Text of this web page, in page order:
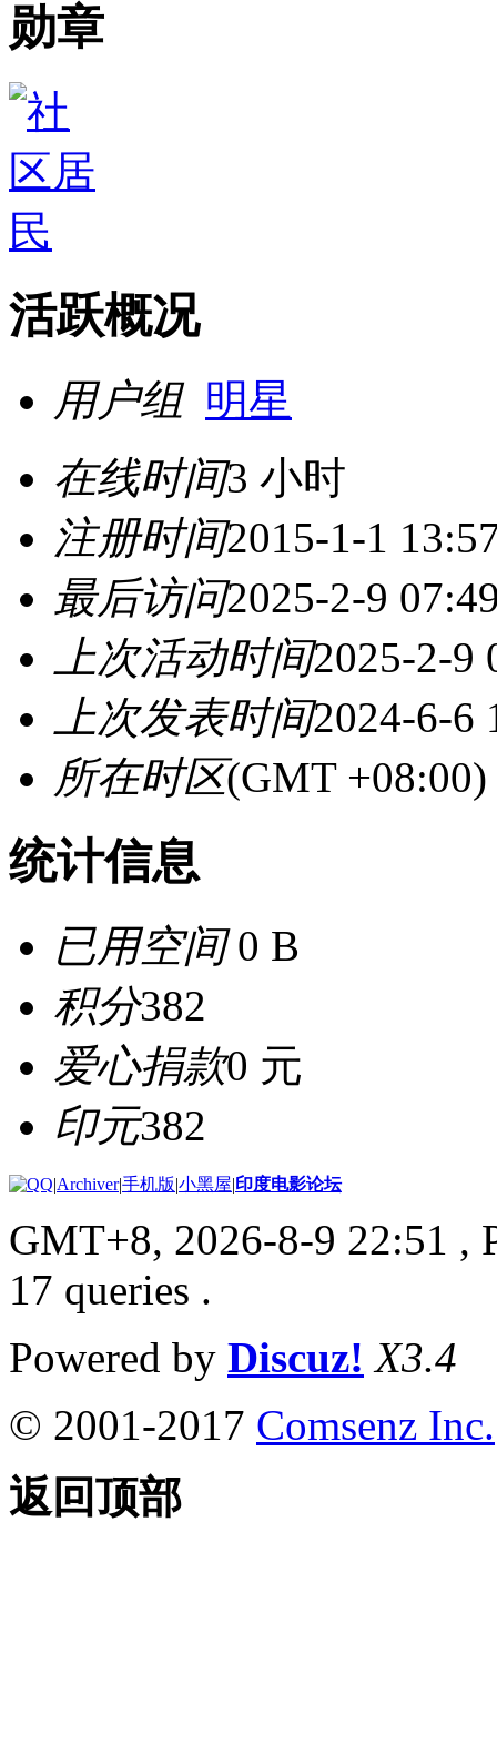
勋章
活跃概况
用户组 明星
在线时间3 小时
注册时间2015-1-1
最后访问2025-2-9
上次活动时间2025-2-9
上次发表时间2024-6-6
所在时区(GMT
统计信息
已用空间0 B
积分382
爱心捐款0 元
印元382
|Archiver|手机版|小黑屋|印度电影论坛
GMT+8, 2026-8-9 22:51 ,
17 queries .
Powered by Discuz! X3.4
© 2001-2017 Comsenz Inc.
返回顶部